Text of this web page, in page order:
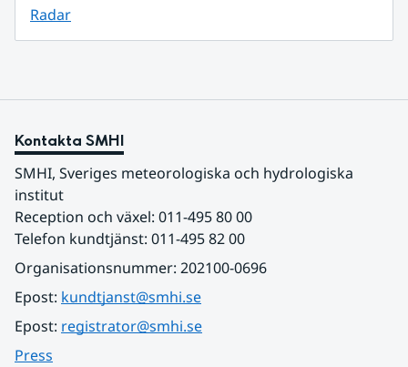
Radar
Kontakta SMHI
SMHI, Sveriges meteorologiska och hydrologiska
institut
Reception och växel: 011-495 80 00
Telefon kundtjänst: 011-495 82 00
Organisationsnummer: 202100-0696
Epost: kundtjanst@smhi.se
Epost: registrator@smhi.se
Press